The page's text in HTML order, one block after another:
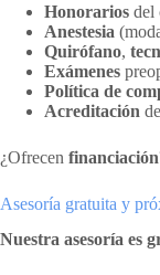
Honorarios del
Anestesia
Quirófano,
Exámenes
Política de
Acreditación
¿Ofrecen financiación
Asesoría gratuita y
Nuestra asesoría es